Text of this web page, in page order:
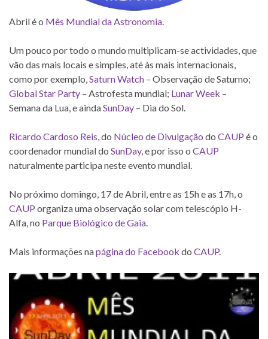
Abril é o Mês Mundial da Astronomia.
Um pouco por todo o mundo multiplicam-se actividades, que
vão das mais locais e simples, até às mais internacionais,
como por exemplo,Saturn Watch – Observação de Saturno;
Global Star Party – Astrofesta mundial; Lunar Week –
Semana da Lua, e aindaSunDay – Dia do Sol.
Ricardo Cardoso Reis, do Núcleo de Divulgação do CAUP é o
coordenador mundial do SunDay, e por isso o CAUP
naturalmente participa neste evento mundial.
No próximo domingo, 17 de Abril, entre as 15h e as 17h, o
CAUP organiza uma observação solar com telescópio H-
Alfa, no Parque Biológico de Gaia.
Mais informações napágina do Facebook do CAUP.